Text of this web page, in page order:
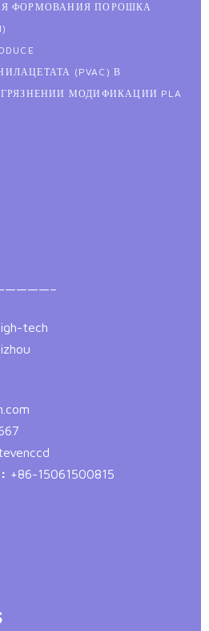
ФОРМОВАНИЯ ПОРОШКА
(PVAC) В
МОДИФИКАЦИИ PLA
tech
+86-15061500815